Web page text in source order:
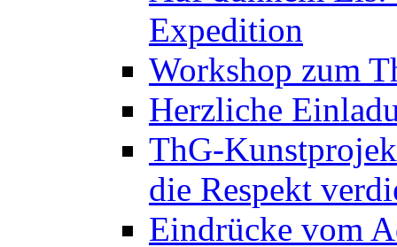
Expedition
Workshop zum
Herzliche
ThG-
die Respekt
Eindrücke vom